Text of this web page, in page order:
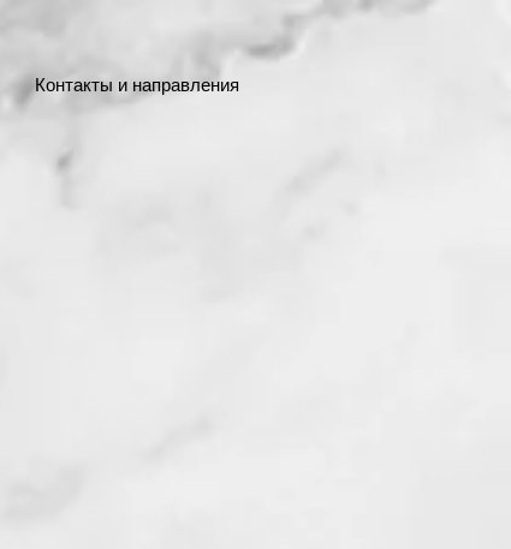
Контакты и направления